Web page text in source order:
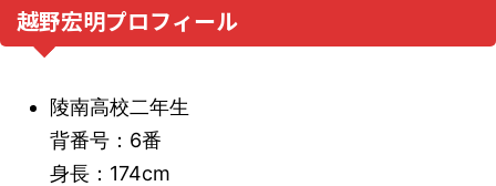
越野宏明プロフィール
陵南高校二年生
背番号：6番
身長：174cm